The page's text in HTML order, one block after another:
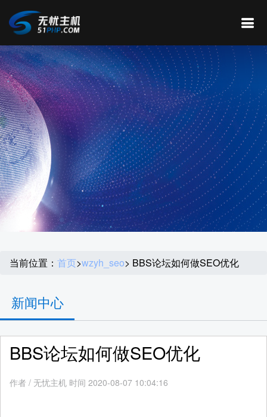
当前位置： 首页>wzyh_seo> BBS论坛如何做SEO优化
新闻中心
BBS论坛如何做SEO优化
作者 / 无忧主机 时间 2020-08-07 10:04:16